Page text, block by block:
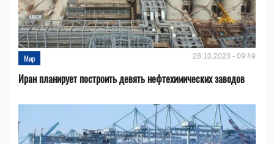
Мир 28.10.2023 - 09:49
Иран планирует построить девять нефтехимических заводов